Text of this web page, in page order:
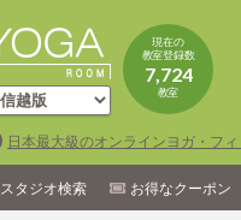
現在の
教室登録数
7,724
教室
日本最大級のオンラインヨガ・フィ
スタジオ検索 お得なクーポン